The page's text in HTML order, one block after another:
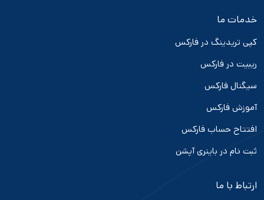
خدمات ما
کپی تریدینگ در فارکس
ریبیت در فارکس
سیگنال فارکس
آموزش فارکس
افتتاح حساب فارکس
ثبت نام در باینری آپشن
ارتباط با ما